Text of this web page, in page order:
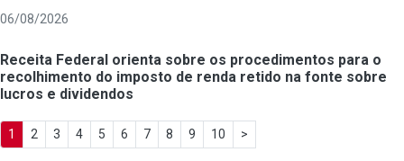
06/08/2026
Receita Federal orienta sobre os procedimentos para o
recolhimento do imposto de renda retido na fonte sobre
lucros e dividendos
1 2 3 4 5 6 7 8 9 10 >